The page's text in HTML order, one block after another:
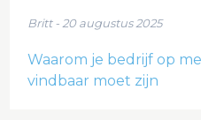
Britt - 20 augustus 2025
Waarom je bedrijf op
vindbaar moet zijn